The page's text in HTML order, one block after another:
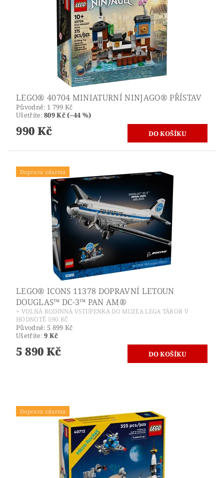
LEGO® 40704 MINIATURNÍ NINJAGO® PŘÍSTAV
Původně: 1 799 Kč
Ušetříte:809 Kč (–44 %)
990 Kč
Doprava zdarma
LEGO® ICONS 11378 DOPRAVNÍ LETOUN
DOUGLAS™ DC-3™ PAN AM®
+ VOLNÁ RODINNÁ VSTUPENKA DO MUZEA LEGA TÁBOR V
HODNOTĚ 590 KČ
Původně: 5 899 Kč
Ušetříte:9 Kč
5 890 Kč
Doprava zdarma